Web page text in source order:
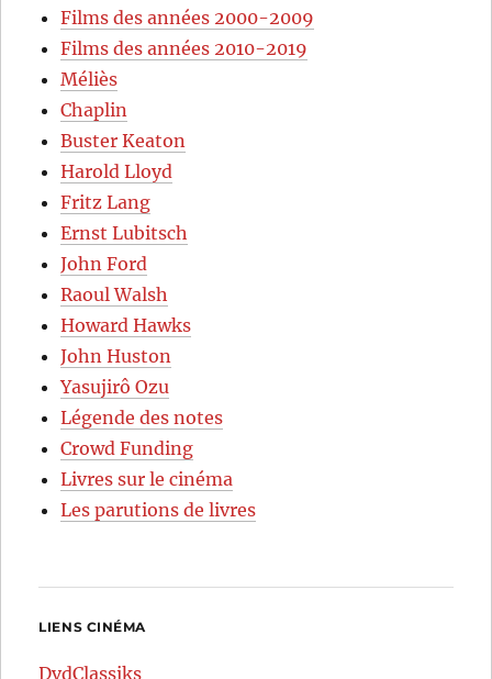
Films des années 2000-2009
Films des années 2010-2019
Méliès
Chaplin
Buster Keaton
Harold Lloyd
Fritz Lang
Ernst Lubitsch
John Ford
Raoul Walsh
Howard Hawks
John Huston
Yasujirô Ozu
Légende des notes
Crowd Funding
Livres sur le cinéma
Les parutions de livres
LIENS CINÉMA
DvdClassiks